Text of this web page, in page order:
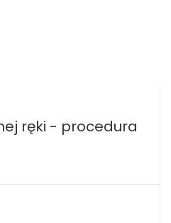
ręki - procedura